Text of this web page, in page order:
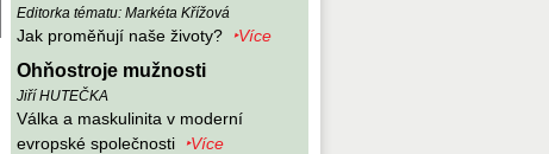
Editorka tématu: Markéta Křížová
Jak proměňují naše životy? ‣Více
Ohňostroje mužnosti
Jiří HUTEČKA
Válka a maskulinita v moderní
evropské společnosti
‣Více